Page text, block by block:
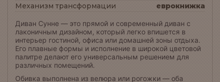
Механизм трансформации
еврокнижка
Диван Сунне — это прямой и современный диван с
лаконичным дизайном, который легко впишется в
интерьер гостиной, офиса или домашней зоны отдыха.
Его плавные формы и исполнение в широкой цветовой
палитре делают его универсальным решением для
различных помещений.
Обивка выполнена из велюра или рогожки — оба